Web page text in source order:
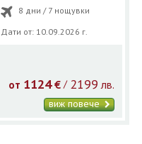
8 дни / 7 нощувки
Дати от: 10.09.2026 г.
от 1124 € / 2199 лв.
виж повече